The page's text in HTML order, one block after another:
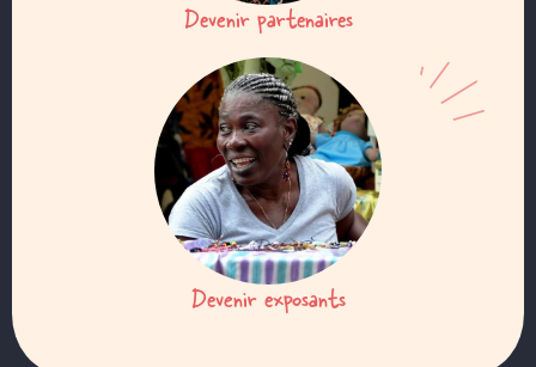
Devenir partenaires
Devenir exposants